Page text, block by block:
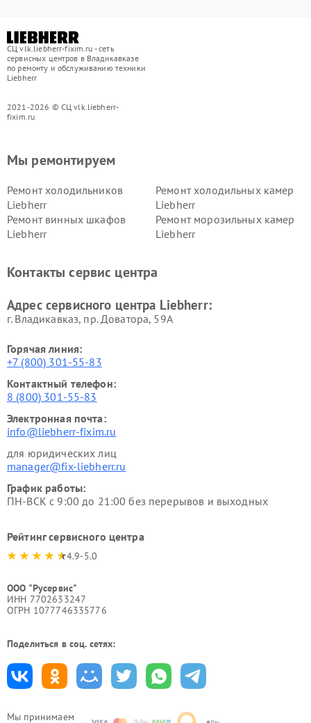
СЦ vlk.liebherr-fixim.ru - сеть
сервисных центров в Владикавказе
по ремонту и обслуживанию техники
Liebherr
2021-2026 © СЦ vlk.liebherr-
fixim.ru
Мы принимаем
Мы ремонтируем
Ремонт холодильников
Liebherr
Ремонт холодильных камер
Liebherr
Ремонт винных шкафов
Liebherr
Ремонт морозильных камер
Liebherr
Контакты сервис центра
Адрес сервисного центра Liebherr:
г. Владикавказ, пр. Доватора, 59А
Горячая линия:
+7 (800) 301-55-83
Контактный телефон:
8 (800) 301-55-83
Электронная почта:
info@liebherr-fixim.ru
для юридических лиц
manager@fix-liebherr.ru
График работы:
ПН-ВСК с 9:00 до 21:00 без перерывов и выходных
Рейтинг сервисного центра
4.9-5.0
ООО "Русервис"
ИНН 7702633247
ОГРН 1077746335776
Поделиться в соц. сетях: